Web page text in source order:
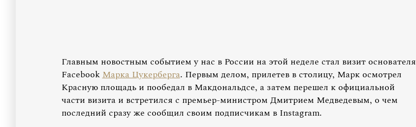
Главным новостным событием у нас в России на этой неделе стал визит основателя
FacebookМарка Цукерберга. Первым делом, прилетев в столицу, Марк осмотрел
Красную площадь и пообедал в Макдональдсе, а затем перешел к официальной
части визита и встретился с премьер-министром Дмитрием Медведевым, о чем
последний сразу же сообщил своим подписчикам в Instagram.